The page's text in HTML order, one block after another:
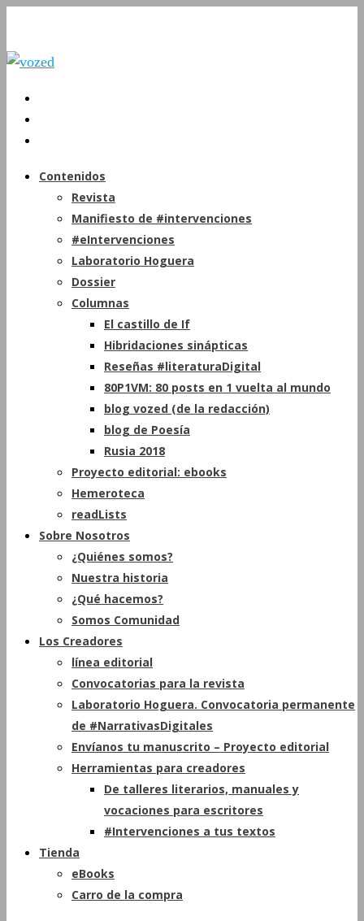
Contenidos
Revista
Manifiesto de #intervenciones
#eIntervenciones
Laboratorio Hoguera
Dossier
Columnas
El castillo de If
Hibridaciones sinápticas
Reseñas #literaturaDigital
80P1VM: 80 posts en 1 vuelta al mundo
blog vozed (de la redacción)
blog de Poesía
Rusia 2018
Proyecto editorial: ebooks
Hemeroteca
readLists
Sobre Nosotros
¿Quiénes somos?
Nuestra historia
¿Qué hacemos?
Somos Comunidad
Los Creadores
línea editorial
Convocatorias para la revista
Laboratorio Hoguera. Convocatoria permanente
de #NarrativasDigitales
Envíanos tu manuscrito – Proyecto editorial
Herramientas para creadores
De talleres literarios, manuales y
vocaciones para escritores
#Intervenciones a tus textos
Tienda
eBooks
Carro de la compra